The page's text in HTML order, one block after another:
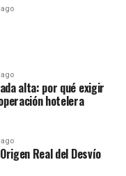
alta: por qué exigir
hotelera
Real del Desvío